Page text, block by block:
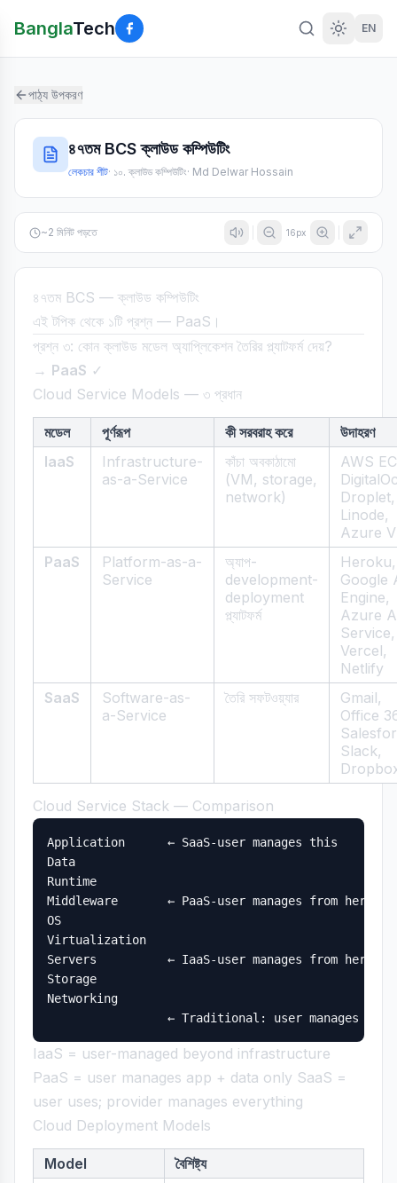
BanglaTech EN
পাঠ্য উপকরণ
৪৭তম BCS ক্লাউড কম্পিউটিং
লেকচার শীট· ১০. ক্লাউড কম্পিউটিং· Md Delwar Hossain
~2 মিনিট পড়তে 16px
৪৭তম BCS — ক্লাউড কম্পিউটিং
এই টপিক থেকে ১টি প্রশ্ন — PaaS।
প্রশ্ন ৩: কোন ক্লাউড মডেল অ্যাপ্লিকেশন তৈরির প্ল্যাটফর্ম দেয়?
→ PaaS ✓
Cloud Service Models — ৩ প্রধান
মডেল পূর্ণরূপ কী সরবরাহ করে
উদাহরণ
IaaS
Infrastructure-
as-a-Service
কাঁচা অবকাঠামো
(VM, storage,
network)
AWS
Droplet,
Linode,
Azure
PaaS
Platform-as-a-
Service
অ্যাপ-
development-
deployment
প্ল্যাটফর্ম
Heroku,
Google
Engine,
Azure
Service,
Vercel,
Netlify
SaaS
Software-as-
a-Service
তৈরি সফটওয়্যার
Gmail,
Office
Slack,
Cloud Service Stack — Comparison
Application      ← SaaS-user manages this
Data
Runtime
Middleware       ← PaaS-user manages from here up
OS
Virtualization
Servers          ← IaaS-user manages from here up
Storage
Networking
IaaS = user-managed beyond infrastructure
PaaS = user manages app + data only SaaS =
user uses; provider manages everything
Cloud Deployment Models
Model
বৈশিষ্ট্য